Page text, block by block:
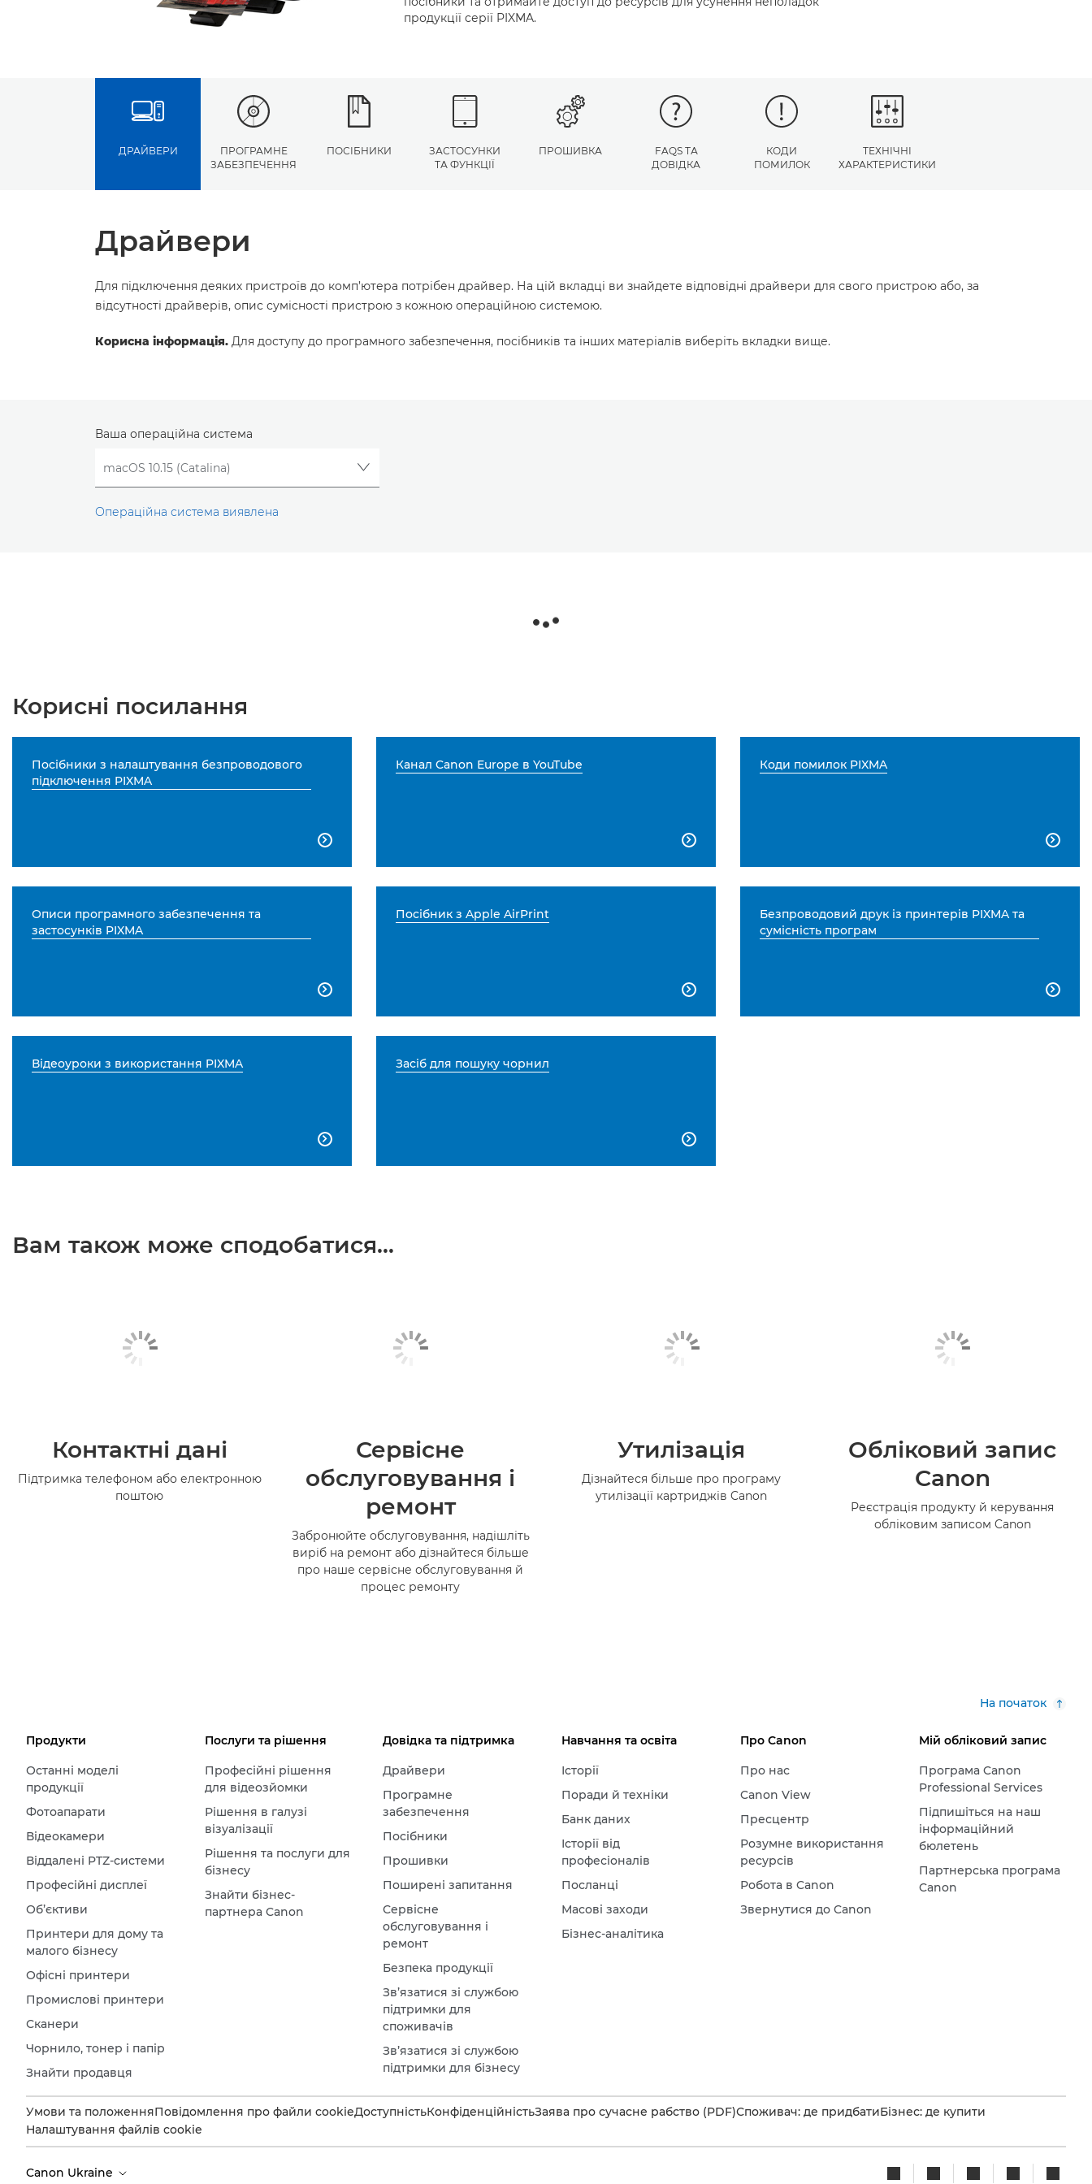
продукції серії PIXMA.
ДРАЙВЕРИ
ПРОГРАМНЕ
ЗАБЕЗПЕЧЕННЯ
ПОСІБНИКИ
ЗАСТОСУНКИ
ТА ФУНКЦІЇ
ПРОШИВКА
FAQS ТА
ДОВІДКА
КОДИ
ПОМИЛОК
ТЕХНІЧНІ
ХАРАКТЕРИСТИКИ
Драйвери
Для підключення деяких пристроїв до комп’ютера потрібен драйвер. На цій вкладці ви знайдете відповідні драйвери для свого пристрою або, за
відсутності драйверів, опис сумісності пристрою з кожною операційною системою.
Корисна інформація. Для доступу до програмного забезпечення, посібників та інших матеріалів виберіть вкладки вище.
Ваша операційна система
Операційна система виявлена
Корисні посилання
Посібники з налаштування безпроводового
підключення PIXMA

Канал Canon Europe в YouTube

Коди помилок PIXMA

Описи програмного забезпечення та
застосунків PIXMA

Посібник з Apple AirPrint

Безпроводовий друк із принтерів PIXMA та
сумісність програм

Відеоуроки з використання PIXMA

Засіб для пошуку чорнил

Вам також може сподобатися...
Контактні дані
Підтримка телефоном або електронною
поштою
Сервісне
обслуговування і
ремонт
Забронюйте обслуговування, надішліть
виріб на ремонт або дізнайтеся більше
про наше сервісне обслуговування й
процес ремонту
Утилізація
Дізнайтеся більше про програму
утилізації картриджів Canon
Обліковий запис
Canon
Реєстрація продукту й керування
обліковим записом Canon
На початок
Продукти
Останні моделі
продукції
Фотоапарати
Відеокамери
Віддалені PTZ-системи
Професійні дисплеї
Об’єктиви
Принтери для дому та
малого бізнесу
Офісні принтери
Промислові принтери
Сканери
Чорнило, тонер і папір
Знайти продавця
Послуги та рішення
Професійні рішення
для відеозйомки
Рішення в галузі
візуалізації
Рішення та послуги для
бізнесу
Знайти бізнес-
партнера Canon
Довідка та підтримка
Драйвери
Програмне
забезпечення
Посібники
Прошивки
Поширені запитання
Сервісне
обслуговування і
ремонт
Безпека продукції
Зв’язатися зі службою
підтримки для
споживачів
Зв’язатися зі службою
підтримки для бізнесу
Навчання та освіта
Історії
Поради й техніки
Банк даних
Історії від
професіоналів
Посланці
Масові заходи
Бізнес-аналітика
Про Canon
Про нас
Canon View
Пресцентр
Розумне використання
ресурсів
Робота в Canon
Звернутися до Canon
Мій обліковий запис
Програма Canon
Professional Services
Підпишіться на наш
інформаційний
бюлетень
Партнерська програма
Canon
Умови та положенняПовідомлення про файли cookieДоступністьКонфіденційністьЗаява про сучасне рабство (PDF)Споживач: де придбатиБізнес: де купити
Налаштування файлів cookie
Canon Ukraine